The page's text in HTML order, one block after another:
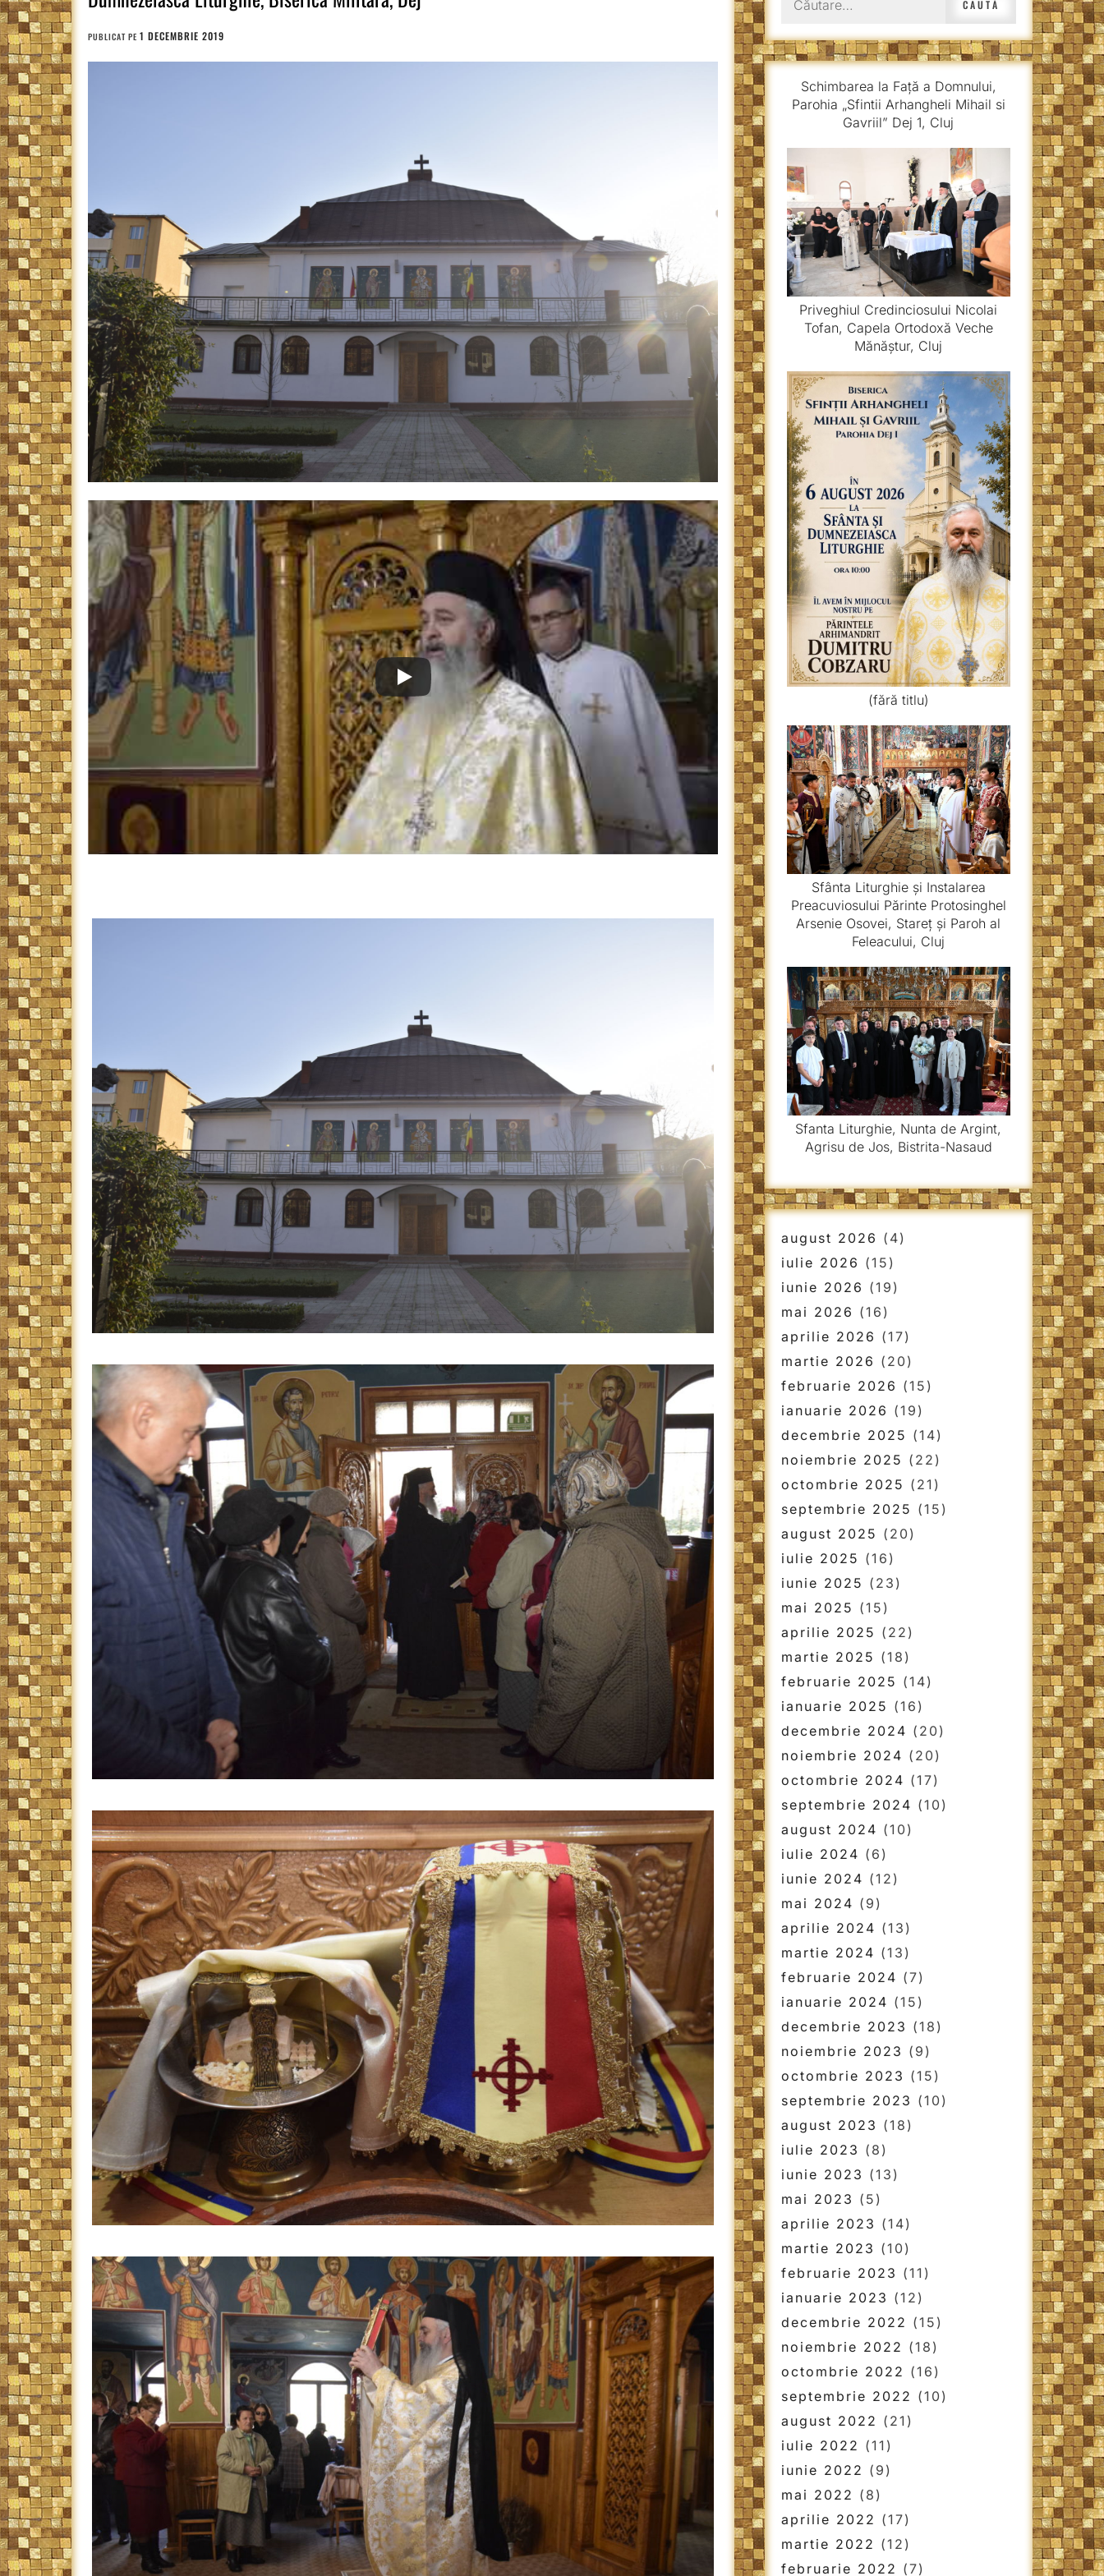
PUBLICAT PE 1 DECEMBRIE 2019
după:
Schimbarea la Față a Domnului,
Parohia „Sfintii Arhangheli Mihail si
Gavriil” Dej 1, Cluj
Priveghiul Credinciosului Nicolai
Tofan, Capela Ortodoxă Veche
Mănăștur, Cluj
(fără titlu)
Sfânta Liturghie și Instalarea
Preacuviosului Părinte Protosinghel
Arsenie Osovei, Stareț și Paroh al
Feleacului, Cluj
Sfanta Liturghie, Nunta de Argint,
Agrisu de Jos, Bistrita-Nasaud
august 2026 (4)
iulie 2026 (15)
iunie 2026 (19)
mai 2026 (16)
aprilie 2026 (17)
martie 2026 (20)
februarie 2026 (15)
ianuarie 2026 (19)
decembrie 2025 (14)
noiembrie 2025 (22)
octombrie 2025 (21)
septembrie 2025 (15)
august 2025 (20)
iulie 2025 (16)
iunie 2025 (23)
mai 2025 (15)
aprilie 2025 (22)
martie 2025 (18)
februarie 2025 (14)
ianuarie 2025 (16)
decembrie 2024 (20)
noiembrie 2024 (20)
octombrie 2024 (17)
septembrie 2024 (10)
august 2024 (10)
iulie 2024 (6)
iunie 2024 (12)
mai 2024 (9)
aprilie 2024 (13)
martie 2024 (13)
februarie 2024 (7)
ianuarie 2024 (15)
decembrie 2023 (18)
noiembrie 2023 (9)
octombrie 2023 (15)
septembrie 2023 (10)
august 2023 (18)
iulie 2023 (8)
iunie 2023 (13)
mai 2023 (5)
aprilie 2023 (14)
martie 2023 (10)
februarie 2023 (11)
ianuarie 2023 (12)
decembrie 2022 (15)
noiembrie 2022 (18)
octombrie 2022 (16)
septembrie 2022 (10)
august 2022 (21)
iulie 2022 (11)
iunie 2022 (9)
mai 2022 (8)
aprilie 2022 (17)
martie 2022 (12)
februarie 2022 (7)